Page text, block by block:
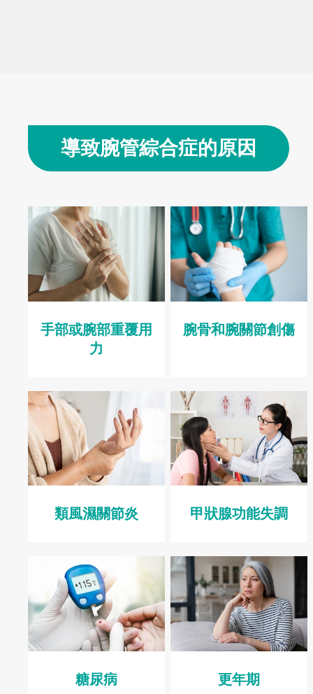
導致腕管綜合症的原因
手部或腕部重覆用
力
腕骨和腕關節創傷
類風濕關節炎 甲狀腺功能失調
糖尿病 更年期